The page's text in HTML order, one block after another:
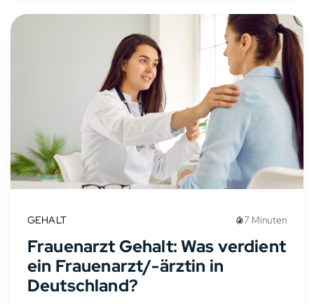
GEHALT 7 Minuten
Frauenarzt Gehalt: Was verdient
ein Frauenarzt/-ärztin in
Deutschland?